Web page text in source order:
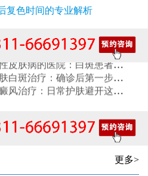
复色时间的专业解析
专科诊疗：收费透明化说明
：饮食忌口的科学标准是什么
病的医院：白斑患者线上复诊操作步骤
斑治疗：确诊后第一步该做什么
治疗：日常护肤避开这些刺激成分
治疗：科学饮食不需要过度忌口
风治疗：中药熏蒸改善微循环的作用
更多>